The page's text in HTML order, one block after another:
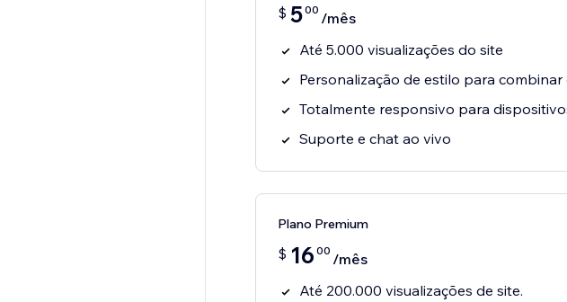
$ 500 /mês
Até 5.000 visualizações do site
Personalização de estilo para combinar
Totalmente responsivo para
Suporte e chat ao vivo
Plano Premium
$ 16 00 /mês
Até 200.000 visualizações de site.